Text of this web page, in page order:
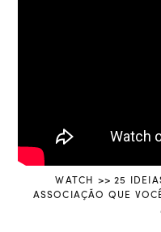
WATCH >> 25
ASSOCIAÇÃO QUE